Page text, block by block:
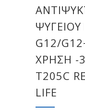
G12/
ΧΡΗΣΗ -
T205C
LIFE